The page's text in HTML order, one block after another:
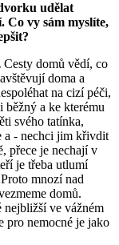
udělat
Co vy sám myslíte,
domů vědí, co
doma a
na cizí péči,
a ke kterému
svého tatínka,
a - nechci jim křivdit
přece je nechají v
je třeba utlumí
mnozí nad
domů.
nejbližší ve vážném
pro nemocné je jako